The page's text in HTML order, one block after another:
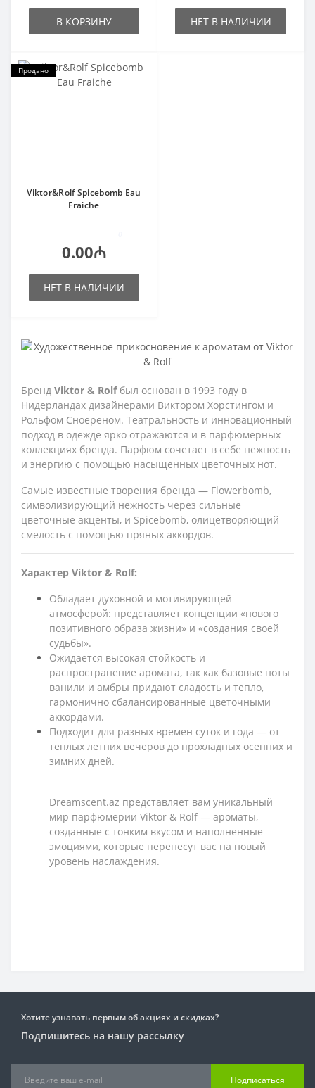
В КОРЗИНУ НЕТ В НАЛИЧИИ
Продано
Viktor&Rolf Spicebomb Eau
Fraiche
0.00₼
НЕТ В НАЛИЧИИ
Бренд Viktor & Rolf был основан в 1993 году в
Нидерландах дизайнерами Виктором Хорстингом и
Рольфом Сноереном. Театральность и инновационный
подход в одежде ярко отражаются и в парфюмерных
коллекциях бренда. Парфюм сочетает в себе нежность
и энергию с помощью насыщенных цветочных нот.
Самые известные творения бренда — Flowerbomb,
символизирующий нежность через сильные
цветочные акценты, и Spicebomb, олицетворяющий
смелость с помощью пряных аккордов.
Характер Viktor & Rolf:
Обладает духовной и мотивирующей
атмосферой: представляет концепции «нового
позитивного образа жизни» и «создания своей
судьбы».
Ожидается высокая стойкость и
распространение аромата, так как базовые ноты
ванили и амбры придают сладость и тепло,
гармонично сбалансированные цветочными
аккордами.
Подходит для разных времен суток и года — от
теплых летних вечеров до прохладных осенних и
зимних дней.
Dreamscent.az представляет вам уникальный
мир парфюмерии Viktor & Rolf — ароматы,
созданные с тонким вкусом и наполненные
эмоциями, которые перенесут вас на новый
уровень наслаждения.
Хотите узнавать первым об акциях и скидках?
Подпишитесь на нашу рассылку
Подписаться